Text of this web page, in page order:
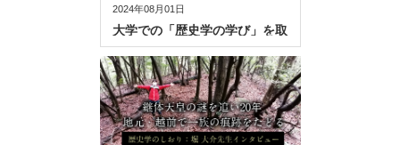
2024年08月01日
大学での「歴史学の学び」を取
り入れた「学び直し」の魅力を
解説